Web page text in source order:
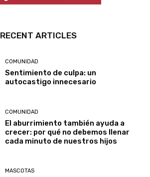
RECENT ARTICLES
COMUNIDAD
Sentimiento de culpa: un
autocastigo innecesario
COMUNIDAD
El aburrimiento también ayuda a
crecer: por qué no debemos llenar
cada minuto de nuestros hijos
MASCOTAS